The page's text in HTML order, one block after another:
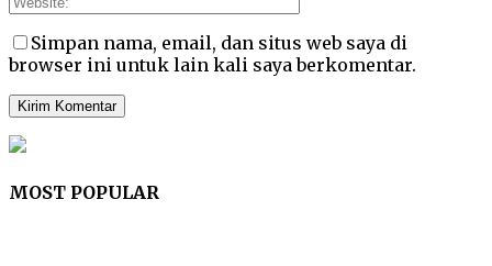
Simpan nama, email, dan situs web saya di
browser ini untuk lain kali saya berkomentar.
MOST POPULAR